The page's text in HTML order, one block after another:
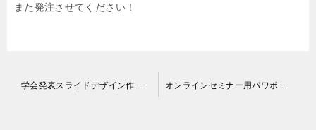
また発注させてください！